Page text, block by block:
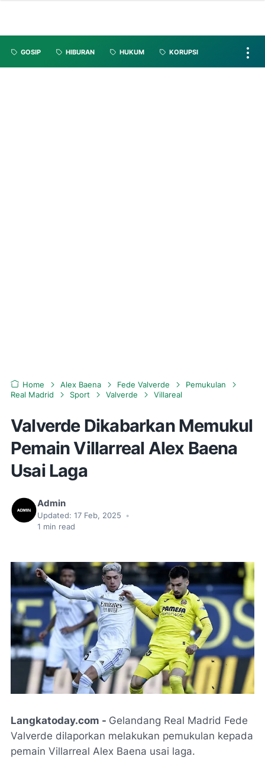
GOSIP HIBURAN HUKUM KORUPSI
Home Alex Baena Fede Valverde
Pemukulan
Real Madrid
Sport Valverde Villareal
Valverde Dikabarkan Memukul
Pemain Villarreal Alex Baena
Usai Laga
Admin
Updated: 17 Feb, 2025
•
1 min read
Langkatoday.com - Gelandang Real Madrid Fede
Valverde dilaporkan melakukan pemukulan kepada
pemain Villarreal Alex Baena usai laga.